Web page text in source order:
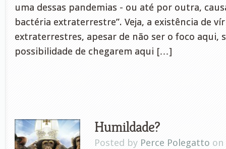
uma dessas pandemias - ou até por outra,
bactéria extraterrestre”. Veja, a existência de
extraterrestres, apesar de não ser o foco aqui,
possibilidade de chegarem aqui […]
Humildade?
Posted by Perce Polegatto on